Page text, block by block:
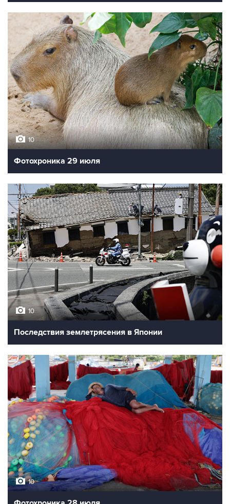
10
Фотохроника 29 июля
10
Последствия землетрясения в Японии
10